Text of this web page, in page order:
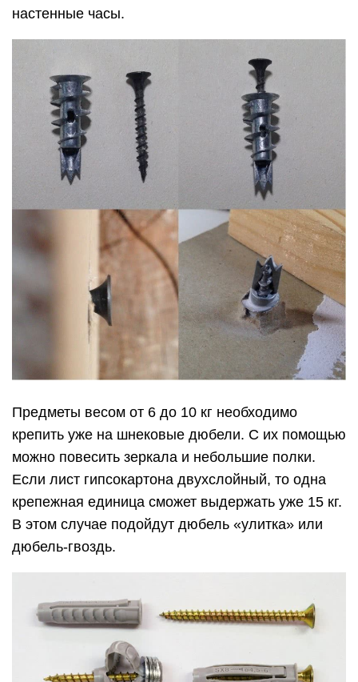
настенные часы.
Предметы весом от 6 до 10 кг необходимо
крепить уже на шнековые дюбели. С их помощью
можно повесить зеркала и небольшие полки.
Если лист гипсокартона двухслойный, то одна
крепежная единица сможет выдержать уже 15 кг.
В этом случае подойдут дюбель «улитка» или
дюбель-гвоздь.